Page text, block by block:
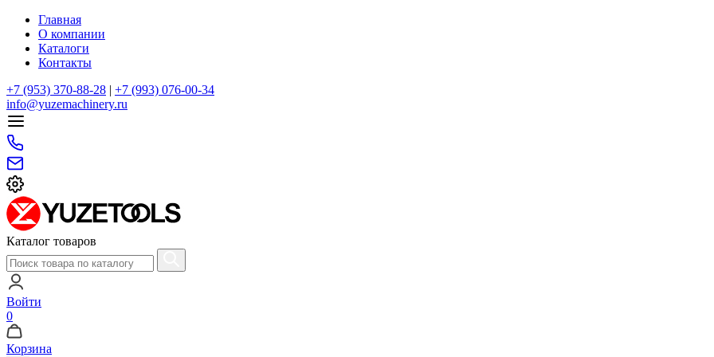
Главная
О компании
Каталоги
Контакты
+7 (953) 370-88-28 | +7 (993) 076-00-34
info@yuzemachinery.ru
Каталог товаров
Войти
0
Корзина